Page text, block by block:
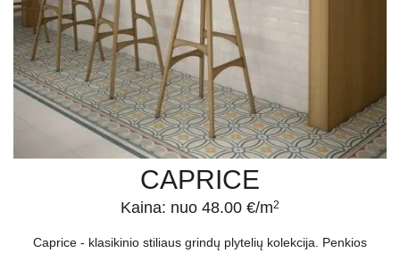
CAPRICE
Kaina: nuo 48.00 €/m2
Caprice - klasikinio stiliaus grindų plytelių kolekcija. Penkios